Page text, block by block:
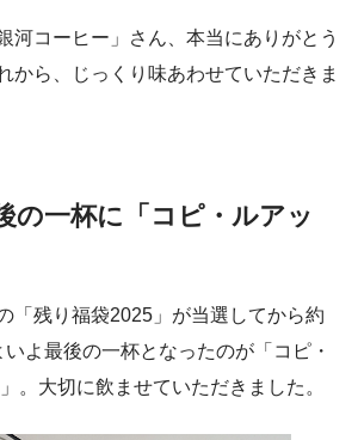
河コーヒー」さん、本当にありがとう
から、じっくり味あわせていただきま
の一杯に「コピ・ルアッ
「残り福袋2025」が当選してから約
よ最後の一杯となったのが「コピ・
。大切に飲ませていただきました。